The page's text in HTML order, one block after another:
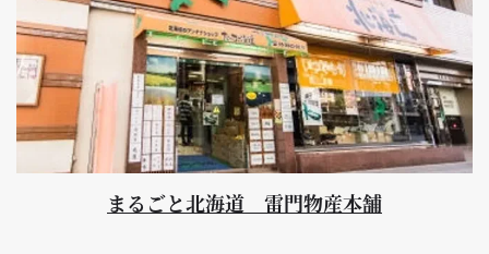
まるごと北海道 雷門物産本舗